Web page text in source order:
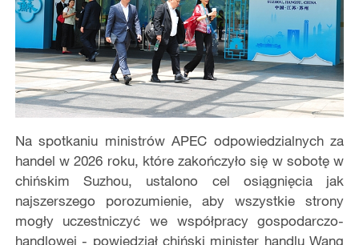
Na spotkaniu ministrów APEC odpowiedzialnych za
handel w 2026 roku, które zakończyło się w sobotę w
chińskim Suzhou, ustalono cel osiągnięcia jak
najszerszego porozumienie, aby wszystkie strony
mogły uczestniczyć we współpracy gospodarczo-
handlowej - powiedział chiński minister handlu Wang